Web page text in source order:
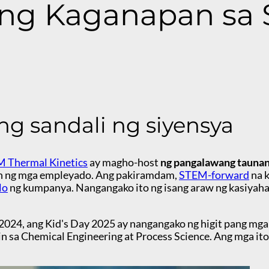
Kaganapan sa
sandali ng siyensya
Thermal Kineticsay magho-host ng pangalawang
mga empleyado. Ang pakiramdam,STEM-forward na
ng kumpanya. Nangangako ito ng isang araw ng
ang Kid's Day 2025 ay nangangako ng higit pang
Chemical Engineering at Process Science. Ang mga